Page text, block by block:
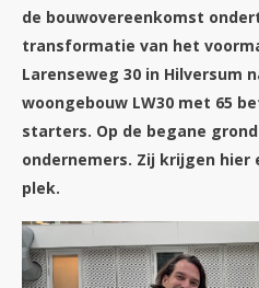
de bouwovereenkomst
transformatie van het
Larenseweg 30 in Hilversum
woongebouw LW30 met 65
starters. Op de begane
ondernemers. Zij krijgen hier
plek.